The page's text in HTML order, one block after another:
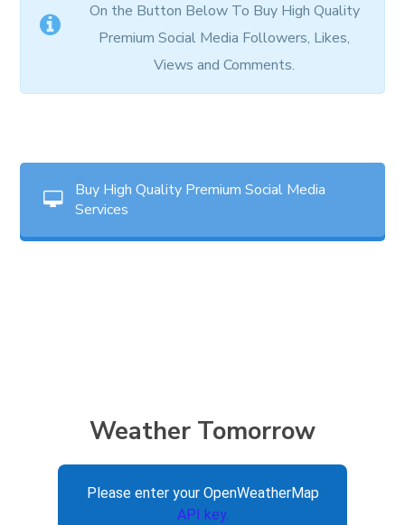
On the Button Below To Buy High Quality
Premium Social Media Followers, Likes,
Views and Comments.
Buy High Quality Premium Social Media
Services
Weather Tomorrow
Please enter your OpenWeatherMap
API key.